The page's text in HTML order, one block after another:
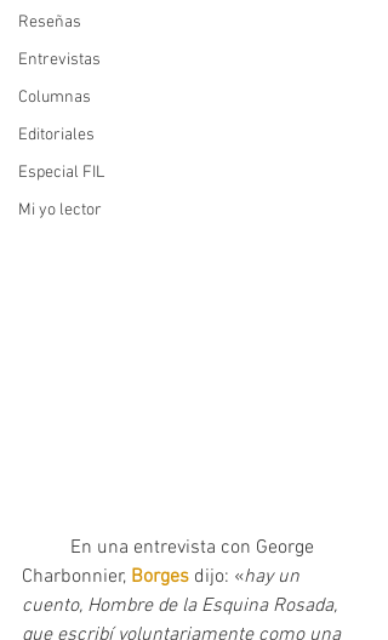
Reseñas
Entrevistas
Columnas
Editoriales
Especial FIL
Mi yo lector
Charbonnier, Borges dijo: «hay un
cuento, Hombre de la Esquina Rosada,
que escribí voluntariamente como una